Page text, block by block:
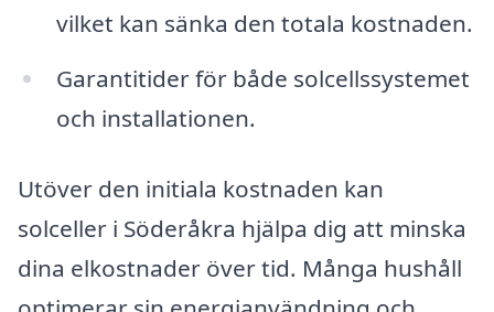
vilket kan sänka den totala kostnaden.
Garantitider för både solcellssystemet
och installationen.
Utöver den initiala kostnaden kan
solceller i Söderåkra hjälpa dig att minska
dina elkostnader över tid. Många hushåll